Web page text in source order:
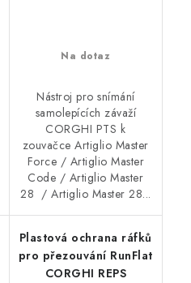
Na dotaz
Nástroj pro snímání
samolepících závaží
CORGHI PTS k
zouvačce Artiglio Master
Force / Artiglio Master
Code / Artiglio Master
28 / Artiglio Master 28...
Plastová ochrana ráfků
pro přezouvání RunFlat
CORGHI REPS